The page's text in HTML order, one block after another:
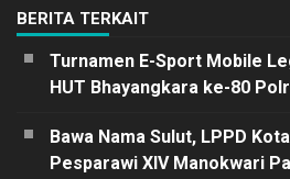
BERITA TERKAIT
Turnamen E-Sport Mobile
HUT Bhayangkara ke-80
Bawa Nama Sulut, LPPD
Pesparawi XIV Manokwari